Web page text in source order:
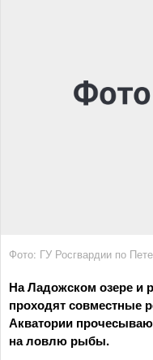
Фото: ГУ Росгвардии по
На Ладожском озере и
проходят
Акватории
на ловлю рыбы.